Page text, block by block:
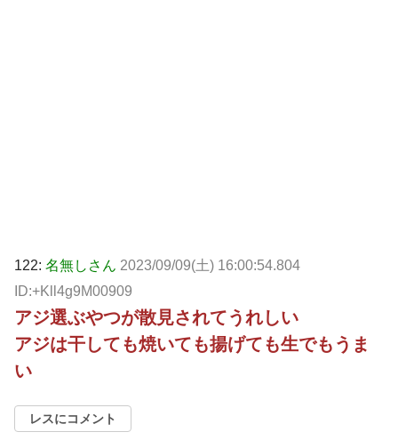
122: 名無しさん 2023/09/09(土) 16:00:54.804
ID:+Kll4g9M00909
アジ選ぶやつが散見されてうれしい
アジは干しても焼いても揚げても生でもうま
い
レスにコメント